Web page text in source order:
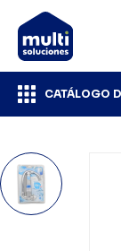
CATÁLOGO